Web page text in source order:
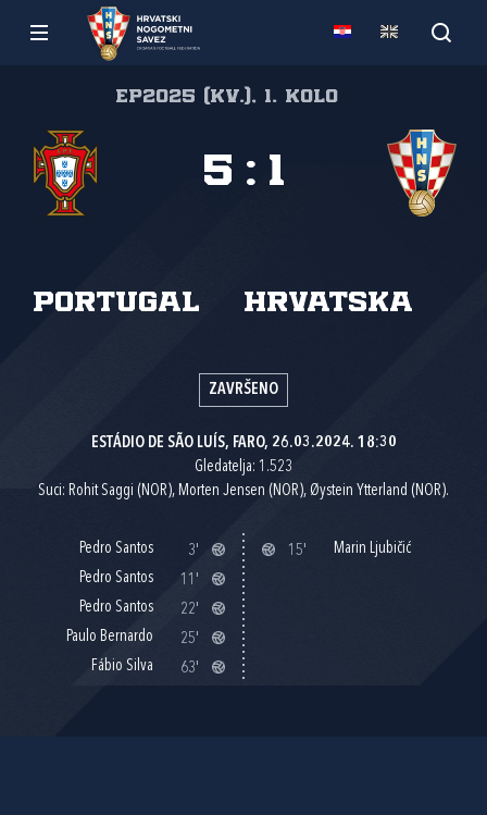
EP2025 (kv.), 1. kolo
Portugal Hrvatska
5 : 1
ZAVRŠENO
ESTÁDIO DE SÃO LUÍS, FARO, 26.03.2024. 18:30
Gledatelja: 1.523
Suci: Rohit Saggi (NOR), Morten Jensen (NOR), Øystein Ytterland (NOR).
Pedro Santos
3'
Pedro Santos
11'
Pedro Santos
22'
Paulo Bernardo
25'
Fábio Silva
63'
15' Marin Ljubičić